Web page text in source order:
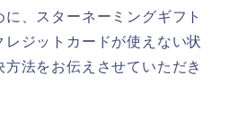
、スターネーミングギフト
ジットカードが使えない状
法をお伝えさせていただき